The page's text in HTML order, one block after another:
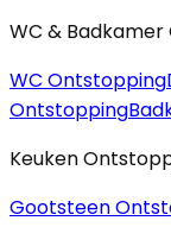
WC &
WC Ontstopping
Ontstopping
Keuken
Gootsteen